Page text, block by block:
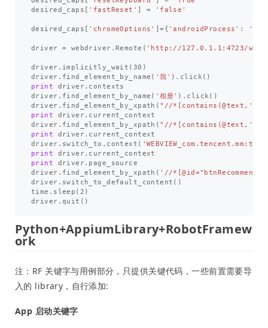
desired_caps [ 'fastReset' ] = 'false'
desired_caps [ 'chromeOptions' ]={ 'androidProcess' :
driver = webdriver . Remote ( 'http://127.0.1.1:4723/wd/
driver . implicitly_wait ( 30 )
driver . find_element_by_name ( '我' ). click ()
print
driver. contexts
driver . find_element_by_name ( '相册' ). click ()
driver . find_element_by_xpath ( "//*[contains(@text,'正在
print
driver. current_context
driver . find_element_by_xpath ( "//*[contains(@text,'正在
print
driver. current_context
driver . switch_to . context (
print
driver. current_context
print
driver. page_source
driver . find_element_by_xpath ( '//
driver . switch_to_default_content ()
time . sleep ( 2 )
driver . quit ()
Python+AppiumLibrary+RobotFramew
ork
注：RF 关键字与用例部分，只提供关键代码，一些前置需要导
入的 library，自行添加:
App 启动关键字